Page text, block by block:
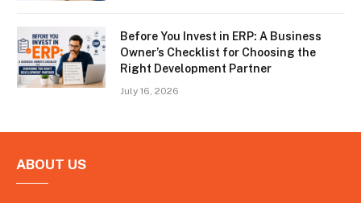
Before You Invest in ERP: A Business
Owner’s Checklist for Choosing the
Right Development Partner
July 16, 2026
ABOUT US